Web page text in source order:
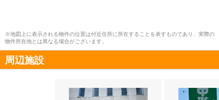
※地図上に表示される物件の位置は付近住所に所在することを表すものであり、実際の
物件所在地とは異なる場合がございます。
周辺施設